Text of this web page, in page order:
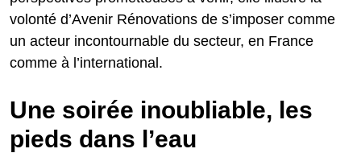
volonté d’Avenir Rénovations de s’imposer comme
un acteur incontournable du secteur, en France
comme à l’international.
Une soirée inoubliable, les
pieds dans l’eau